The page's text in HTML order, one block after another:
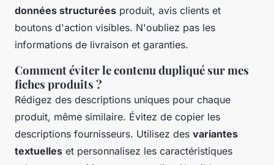
données structurées produit, avis clients et
boutons d'action visibles. N'oubliez pas les
informations de livraison et garanties.
Comment éviter le contenu dupliqué sur mes
fiches produits ?
Rédigez des descriptions uniques pour chaque
produit, même similaire. Évitez de copier les
descriptions fournisseurs. Utilisez des variantes
textuelles et personnalisez les caractéristiques